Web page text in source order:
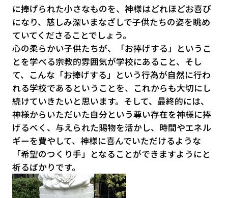
に捧げられた小さなものを、神様はどれほどお喜び
になり、慈しみ深いまなざしで子供たちの姿を眺め
ていてくださることでしょう。
心の柔らかい子供たちが、「お捧げする」というこ
とを学べる宗教的雰囲気が学校にあること、そし
て、こんな「お捧げする」という行為が自然に行わ
れる学校であるということを、これからも大切にし
続けていきたいと思います。そして、最終的には、
神様からいただいた自分という尊い存在を神様に捧
げるべく、与えられた賜物を活かし、時間やエネル
ギーを費やして、神様に喜んでいただけるような
「希望のつくり手」となることができますようにと
祈るばかりです。